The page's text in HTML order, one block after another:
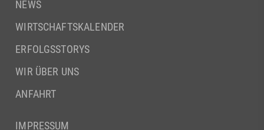
NEWS
WIRTSCHAFTSKALENDER
ERFOLGSSTORYS
WIR ÜBER UNS
ANFAHRT
IMPRESSUM